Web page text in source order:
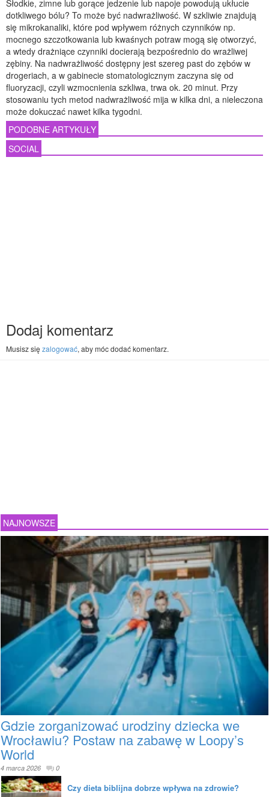
Słodkie, zimne lub gorące jedzenie lub napoje powodują ukłucie
dotkliwego bólu? To może być nadwrażliwość. W szkliwie znajdują
się mikrokanaliki, które pod wpływem różnych czynników np.
mocnego szczotkowania lub kwaśnych potraw mogą się otworzyć,
a wtedy drażniące czynniki docierają bezpośrednio do wrażliwej
zębiny. Na nadwrażliwość dostępny jest szereg past do zębów w
drogeriach, a w gabinecie stomatologicznym zaczyna się od
fluoryzacji, czyli wzmocnienia szkliwa, trwa ok. 20 minut. Przy
stosowaniu tych metod nadwrażliwość mija w kilka dni, a nieleczona
może dokuczać nawet kilka tygodni.
PODOBNE ARTYKUŁY
SOCIAL
Dodaj komentarz
Musisz się zalogować, aby móc dodać komentarz.
NAJNOWSZE
Gdzie zorganizować urodziny dziecka we
Wrocławiu? Postaw na zabawę w Loopy’s
World
4 marca 2026 0
Czy dieta biblijna dobrze wpływa na zdrowie?